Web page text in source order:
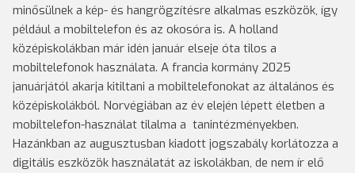
minősülnek a kép- és hangrögzítésre alkalmas eszközök, így
például a mobiltelefon és az okosóra is. A holland
középiskolákban már idén január elseje óta tilos a
mobiltelefonok használata. A francia kormány 2025
januárjától akarja kitiltani a mobiltelefonokat az általános és
középiskolákból. Norvégiában az év elején lépett életben a
mobiltelefon-használat tilalma a tanintézményekben.
Hazánkban az augusztusban kiadott jogszabály korlátozza a
digitális eszközök használatát az iskolákban, de nem ír elő